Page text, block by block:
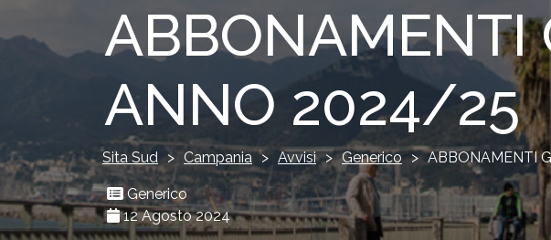
ABBONAMENTI
ANNO 2024/25
Sita Sud > Campania > Avvisi > Generico > ABBONAMENTI
Generico
12 Agosto 2024